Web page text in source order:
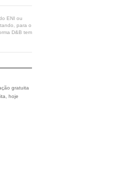
ENI ou
para o
D&B tem
gratuita
hoje